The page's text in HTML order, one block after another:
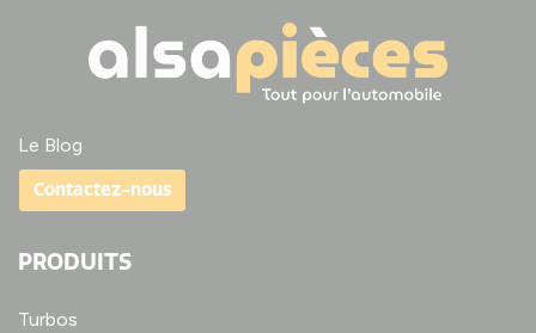
Le Blog
Contactez-nous
PRODUITS
Turbos